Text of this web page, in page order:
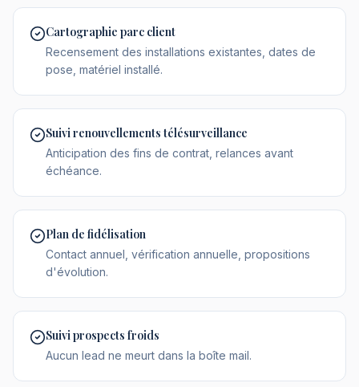
Cartographie parc client
Recensement des installations existantes, dates de
pose, matériel installé.
Suivi renouvellements télésurveillance
Anticipation des fins de contrat, relances avant
échéance.
Plan de fidélisation
Contact annuel, vérification annuelle, propositions
d'évolution.
Suivi prospects froids
Aucun lead ne meurt dans la boîte mail.